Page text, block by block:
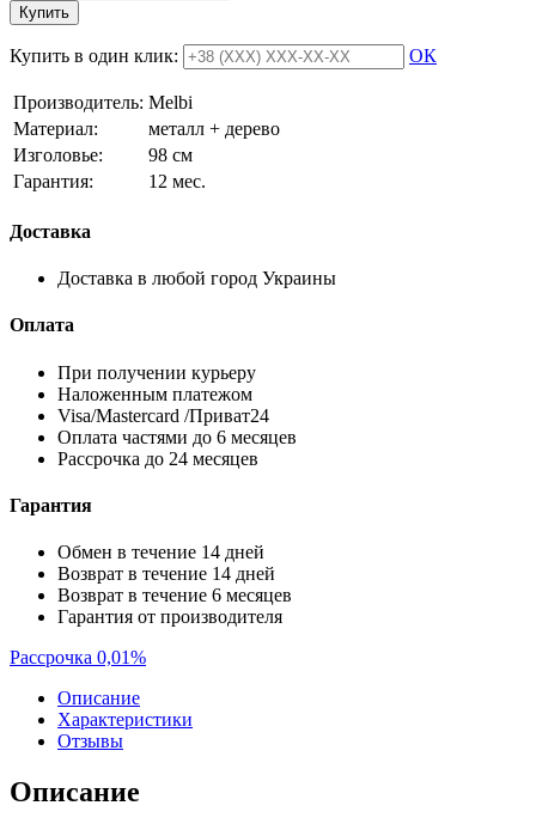
Купить
Купить в один клик: ОК
Производитель: Melbi
Материал:
металл + дерево
Изголовье:
98 см
Гарантия:
12 мес.
Доставка
Доставка в любой город Украины
Оплата
При получении курьеру
Наложенным платежом
Visa/Mastercard /Приват24
Оплата частями до 6 месяцев
Рассрочка до 24 месяцев
Гарантия
Обмен в течение 14 дней
Возврат в течение 14 дней
Возврат в течение 6 месяцев
Гарантия от производителя
Рассрочка 0,01%
Описание
Характеристики
Отзывы
Описание